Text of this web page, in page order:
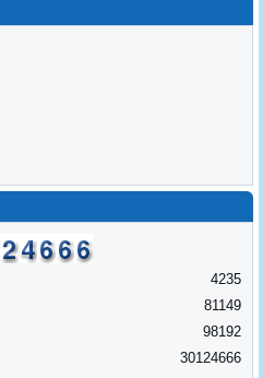
4235
81149
98192
30124666